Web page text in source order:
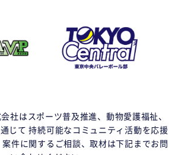
社はスポーツ普及推進、動物愛護福祉、
じて 持続可能なコミュニティ活動を応援
案件に関するご相談、取材は下記までお問